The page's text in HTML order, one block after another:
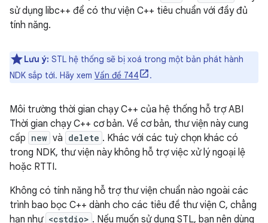
sử dụng libc++ để có thư viện C++ tiêu chuẩn với đầy đủ
tính năng.
Lưu ý: STL hệ thống sẽ bị xoá trong một bản phát hành
NDK sắp tới. Hãy xem Vấn đề 744 .
Môi trường thời gian chạy C++ của hệ thống hỗ trợ ABI
Thời gian chạy C++ cơ bản. Về cơ bản, thư viện này cung
cấp new và delete . Khác với các tuỳ chọn khác có
trong NDK, thư viện này không hỗ trợ việc xử lý ngoại lệ
hoặc RTTI.
Không có tính năng hỗ trợ thư viện chuẩn nào ngoài các
trình bao bọc C++ dành cho các tiêu đề thư viện C, chẳng
hạn như <cstdio> . Nếu muốn sử dụng STL, bạn nên dùng